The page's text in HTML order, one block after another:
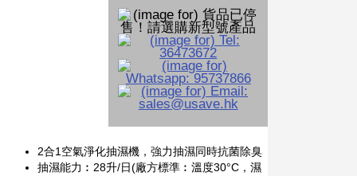
2合1空氣淨化抽濕機，強力抽濕同時抗菌除臭
抽濕能力︰28升/日(廠方標準︰溫度30°C，濕